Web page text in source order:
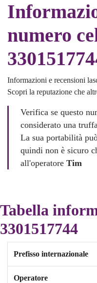
numero
Informazioni e recensioni
Scopri la reputazione che
Verifica se questo
considerato una
La sua portabilità
quindi non è sicuro
all'operatoreTim
Tabella
3301517744
Prefisso internazionale
Operatore